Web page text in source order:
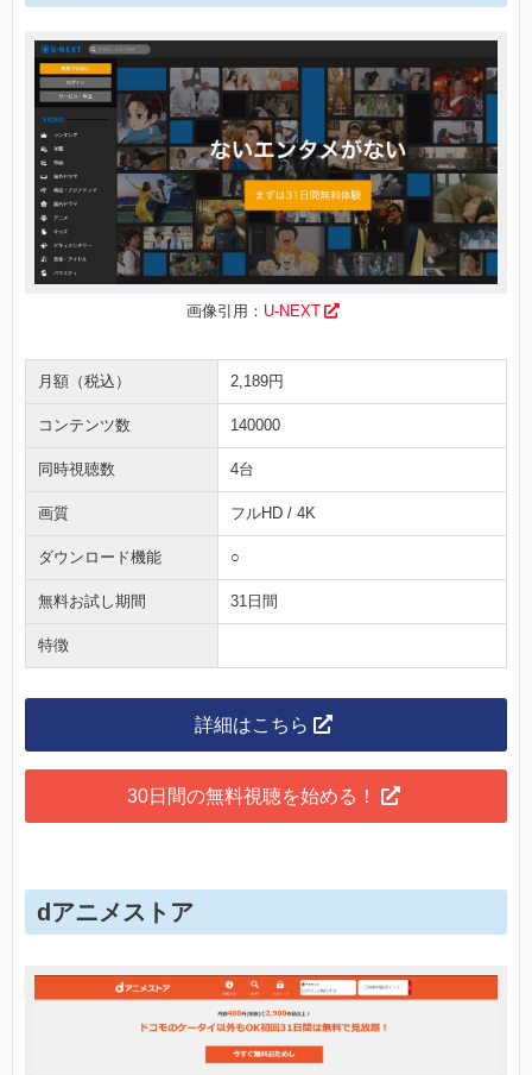
画像引用： U-NEXT
月額（税込） 2,189円
コンテンツ数 140000
同時視聴数 4台
画質 フルHD / 4K
ダウンロード機能 ○
無料お試し期間 31日間
特徴
詳細はこちら
30日間の無料視聴を始める！
dアニメストア